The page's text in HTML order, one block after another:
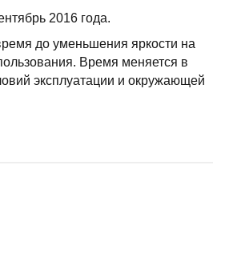
2016 года.
до уменьшения яркости на
Время меняется в
эксплуатации и окружающей